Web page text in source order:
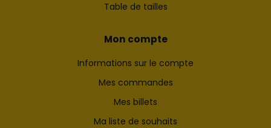
Table de tailles
Mon compte
Informations sur le compte
Mes commandes
Mes billets
Ma liste de souhaits